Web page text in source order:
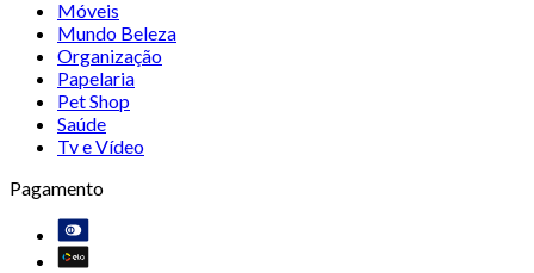
Móveis
Mundo Beleza
Organização
Papelaria
Pet Shop
Saúde
Tv e Vídeo
Pagamento